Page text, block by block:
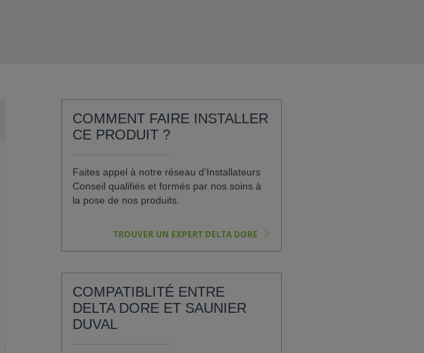
COMMENT FAIRE INSTALLER
CE PRODUIT ?
Faites appel à notre réseau d'Installateurs
Conseil qualifiés et formés par nos soins à
la pose de nos produits.
TROUVER UN EXPERT DELTA DORE
COMPATIBLITÉ ENTRE
DELTA DORE ET SAUNIER
DUVAL